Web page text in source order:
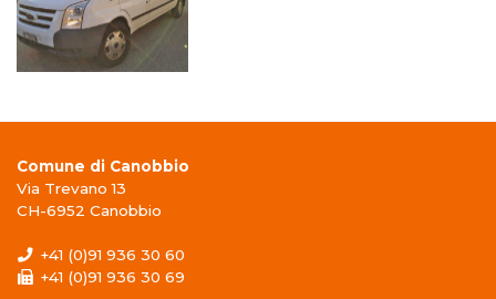
Comune di Canobbio
Via Trevano 13
CH-6952 Canobbio
+41 (0)91 936 30 60
+41 (0)91 936 30 69